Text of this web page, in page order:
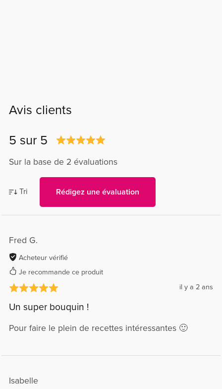
Avis clients
5 sur 5
Sur la base de 2 évaluations
Tri Rédigez une évaluation
Fred G.
Acheteur vérifié
Je recommande ce produit
il y a 2 ans
Un super bouquin !
Pour faire le plein de recettes intéressantes 🙂
Isabelle